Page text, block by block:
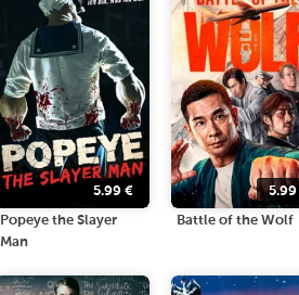
5.99€
Popeye the Slayer
Man
5.99
Battle of the Wolf